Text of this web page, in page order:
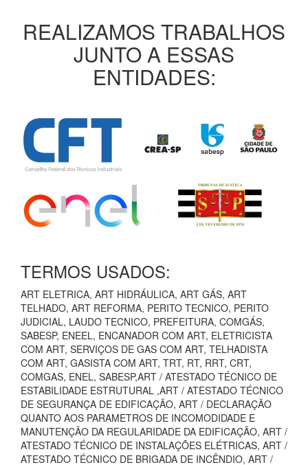
REALIZAMOS TRABALHOS
JUNTO A ESSAS
ENTIDADES:
TERMOS USADOS:
ART ELETRICA, ART HIDRÁULICA, ART GÁS, ART
TELHADO, ART REFORMA, PERITO TECNICO, PERITO
JUDICIAL, LAUDO TECNICO, PREFEITURA, COMGÁS,
SABESP, ENEEL, ENCANADOR COM ART, ELETRICISTA
COM ART, SERVIÇOS DE GAS COM ART, TELHADISTA
COM ART, GASISTA COM ART, TRT, RT, RRT, CRT,
COMGAS, ENEL, SABESP,ART / ATESTADO TÉCNICO DE
ESTABILIDADE ESTRUTURAL ,ART / ATESTADO TÉCNICO
DE SEGURANÇA DE EDIFICAÇÃO, ART / DECLARAÇÃO
QUANTO AOS PARAMETROS DE INCOMODIDADE E
MANUTENÇÃO DA REGULARIDADE DA EDIFICAÇÃO, ART /
ATESTADO TÉCNICO DE INSTALAÇÕES ELÉTRICAS, ART /
ATESTADO TÉCNICO DE BRIGADA DE INCÊNDIO, ART /